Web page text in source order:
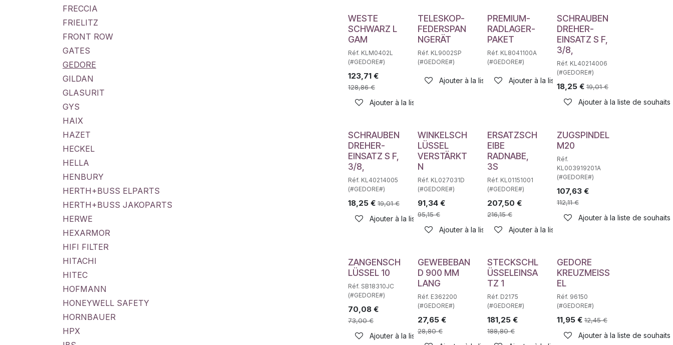
FRECCIA
FRIELITZ
FRONT ROW
GATES
GEDORE
GILDAN
GLASURIT
GYS
HAIX
HAZET
HECKEL
HELLA
HENBURY
HERTH+BUSS ELPARTS
HERTH+BUSS JAKOPARTS
HERWE
HEXARMOR
HIFI FILTER
HITACHI
HITEC
HOFMANN
HONEYWELL SAFETY
HORNBAUER
HPX
WESTE
SCHWARZ L
GAM
Réf. KLM0402L
(#GEDORE#)
123,71 €
128,86€
Ajouter à la liste de souhaits
TELESKOP-
FEDERSPAN
NGERÄT
Réf. KL9002SP
(#GEDORE#)
Ajouter à la liste de souhaits
PREMIUM-
RADLAGER-
PAKET
Réf. KL8041100A
(#GEDORE#)
Ajouter à la liste de souhaits
SCHRAUBEN
DREHER-
EINSATZ S F,
3/8,
Réf. KL40214006
(#GEDORE#)
18,25€ 19,01€
Ajouter à la liste de souhaits
SCHRAUBEN
DREHER-
EINSATZ S F,
3/8,
Réf. KL40214005
(#GEDORE#)
18,25 € 19,01€
Ajouter à la liste de souhaits
WINKELSCH
LÜSSEL
VERSTÄRKT
N
Réf. KL027031D
(#GEDORE#)
91,34€
95,15€
Ajouter à la liste de souhaits
ERSATZSCH
EIBE
RADNABE,
3S
Réf. KL01151001
(#GEDORE#)
207,50 €
216,15€
Ajouter à la liste de souhaits
ZUGSPINDEL
M20
Réf.
KL003919201A
(#GEDORE#)
107,63€
112,11€
Ajouter à la liste de souhaits
ZANGENSCH
LÜSSEL 10
Réf. SB18310JC
(#GEDORE#)
70,08 €
73,00€
Ajouter à la liste de souhaits
GEWEBEBAN
D 900 MM
LANG
Réf. E362200
(#GEDORE#)
27,65€
28,80€
STECKSCHL
ÜSSELEINSA
TZ 1
Réf. D2175
(#GEDORE#)
181,25€
188,80€
GEDORE
KREUZMEISS
EL
Réf. 96150
(#GEDORE#)
11,95€ 12,45€
Ajouter à la liste de souhaits